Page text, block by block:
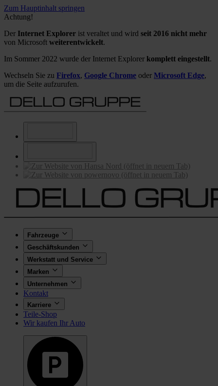
Zum Hauptinhalt springen
Achtung!
Der Internet Explorer ist veraltet und wird seit 2016 nicht mehr
von Microsoft weiterentwickelt.
Im Sommer 2022 wurde der Internet Explorer komplett eingestellt.
Wechseln Sie zu Firefox, Google Chrome oder Microsoft Edge,
um die Seite aufzurufen.
Fahrzeuge
Geschäftskunden
Werkstatt und Service
Marken
Unternehmen
Kontakt
Karriere
Teile-Shop
Wir kaufen Ihr Auto